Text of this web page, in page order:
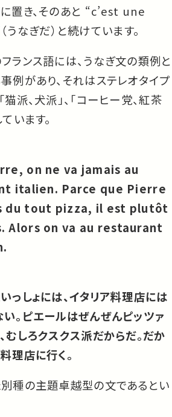
置き、そのあと “c’est une
なぎだ）と続けています。
ランス語には、うなぎ文の類例と
例があり、それはステレオタイプ
猫派、犬派」、「コーヒー党、紅茶
います。
on ne va jamais au
italien. Parce que Pierre
du tout pizza, il est plutôt
Alors on va au restaurant
っしょには、イタリア料理店には
。ピエールはぜんぜんピッツァ
むしろクスクス派だからだ。だか
理店に行く。
種の主題卓越型の文であるとい